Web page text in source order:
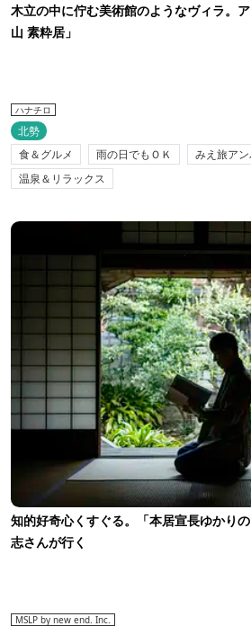
木立の中に佇む美術館のようなヴィラ。
山 素粋居」
ハナチロ
北勢
食＆グルメ
雨の日でもＯＫ みえ旅ア
温泉＆リラックス
知的好奇心くすぐる。「本居宣長ゆかり
志さんが行く
MSLP by new end. Inc.